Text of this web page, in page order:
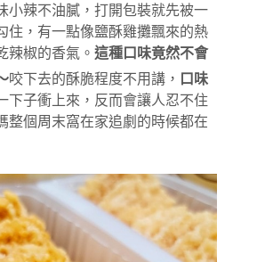
小辣不油膩，打開包裝就先被一
住，有一點像鹽酥雞攤飄來的熱
辣椒的香氣。 這種口味竟然不會
咬下去的酥脆程度不用講， 口味
下子衝上來，反而會讓人忍不住
整個周末窩在家追劇的時候都在